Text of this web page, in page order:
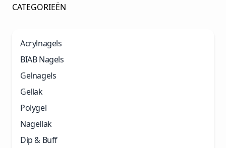
CATEGORIEËN
Acrylnagels
BIAB Nagels
Gelnagels
Gellak
Polygel
Nagellak
Dip & Buff